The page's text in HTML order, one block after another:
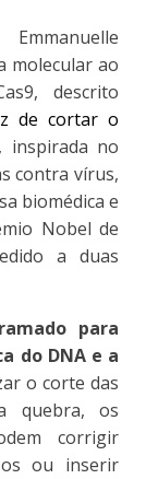
molecular ao
descrito
de cortar o
inspirada no
contra vírus,
biomédica e
Nobel de
a duas
para
do DNA e a
o corte das
quebra, os
corrigir
ou inserir